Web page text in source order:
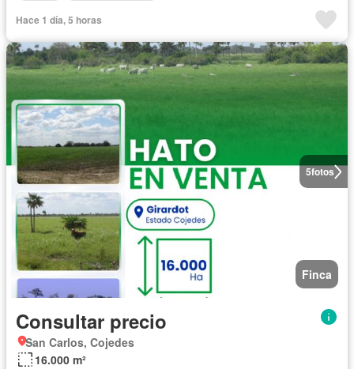
Hace 1 día, 5 horas
5fotos
Finca
Consultar precio
San Carlos, Cojedes
16.000 m²